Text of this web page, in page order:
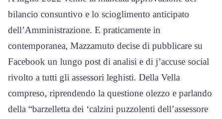
bilancio consuntivo e lo scioglimento anticipato
dell’Amministrazione. E praticamente in
contemporanea, Mazzamuto decise di pubblicare su
Facebook un lungo post di analisi e di j’accuse social
rivolto a tutti gli assessori leghisti. Della Vella
compreso, riprendendo la questione olezzo e parlando
della “barzelletta dei ‘calzini puzzolenti dell’assessore